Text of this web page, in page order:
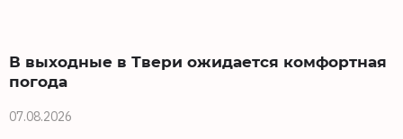
В выходные в Твери ожидается комфортная
погода
07.08.2026